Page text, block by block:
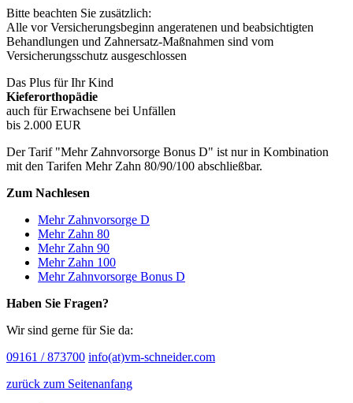
Bitte beachten Sie zusätzlich:
Alle vor Versicherungsbeginn angeratenen und beabsichtigten
Behandlungen und Zahnersatz-Maßnahmen sind vom
Versicherungsschutz ausgeschlossen
Das Plus für Ihr Kind
Kieferorthopädie
auch für Erwachsene bei Unfällen
bis 2.000 EUR
Der Tarif "Mehr Zahnvorsorge Bonus D" ist nur in Kombination
mit den Tarifen Mehr Zahn 80/90/100 abschließbar.
Zum Nachlesen
Mehr Zahnvorsorge D
Mehr Zahn 80
Mehr Zahn 90
Mehr Zahn 100
Mehr Zahnvorsorge Bonus D
Haben Sie Fragen?
Wir sind gerne für Sie da:
09161 / 873700 info(at)vm-schneider.com
zurück zum Seitenanfang